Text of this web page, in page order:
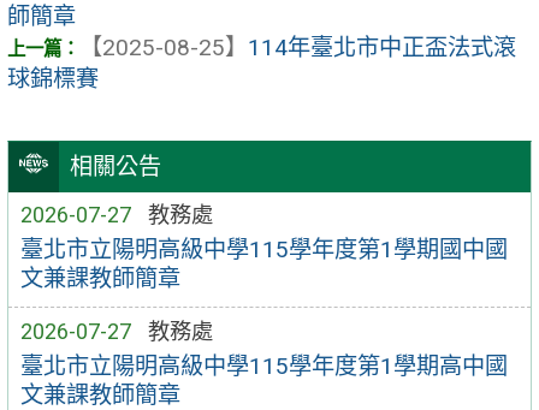
相關公告
2026-07-27 教務處
臺北市立陽明高級中學115學年度第1學期國中國
文兼課教師簡章
2026-07-27 教務處
臺北市立陽明高級中學115學年度第1學期高中國
文兼課教師簡章
師簡章
【2025-08-25】 114年臺北市中正盃法式滾
球錦標賽